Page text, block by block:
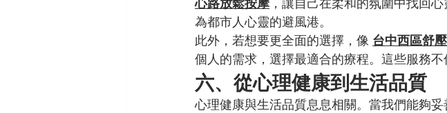
心路放鬆按摩 ，讓自己在柔和的氛圍中找回
為都市人心靈的避風港。
此外，若想要更全面的選擇，像 台中西區舒
個人的需求，選擇最適合的療程。這些服務
六、從心理健康到生活品質
心理健康與生活品質息息相關。當我們能夠